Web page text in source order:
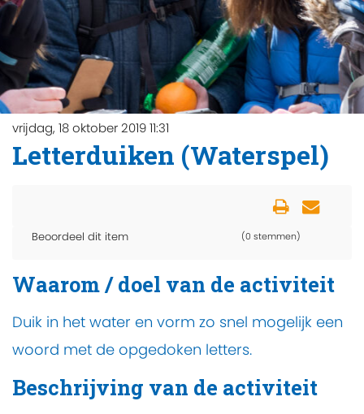
vrijdag, 18 oktober 2019 11:31
Letterduiken (Waterspel)
Beoordeel dit item (0 stemmen)
Waarom / doel van de activiteit
Duik in het water en vorm zo snel mogelijk een
woord met de opgedoken letters.
Beschrijving van de activiteit